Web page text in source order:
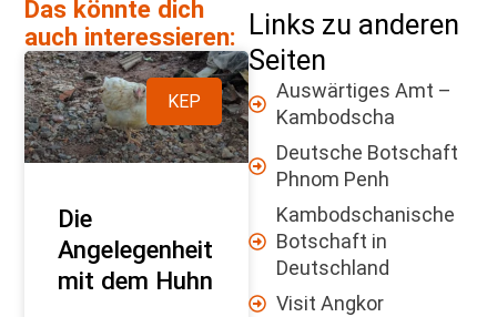
Das könnte dich
auch interessieren:
KEP
Die
Angelegenheit
mit dem Huhn
Links zu anderen
Seiten
Auswärtiges Amt –
Kambodscha
Deutsche Botschaft
Phnom Penh
Kambodschanische
Botschaft in
Deutschland
Visit Angkor